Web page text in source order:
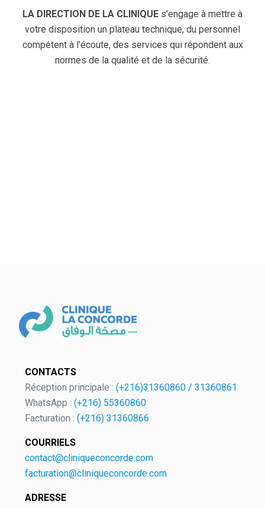
OK
LA DIRECTION DE LA CLINIQUE s'engage à mettre à
votre disposition un plateau technique, du personnel
compétent à l'écoute, des services qui répondent aux
normes de la qualité et de la sécurité.
CONTACTS
Réception principale : (+216)31360860 / 31360861
WhatsApp : (+216) 55360860
Facturation : (+216) 31360866
COURRIELS
contact@cliniqueconcorde.com
facturation@cliniqueconcorde.com
ADRESSE